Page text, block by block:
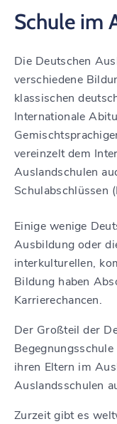
Schule im
Die Deutschen
verschiedene
klassischen
Internationale
vereinzelt dem
Auslandschulen
Schulabschlüssen
Einige wenige
Ausbildung oder
interkulturellen,
Bildung haben
Karrierechancen.
Der Großteil der
ihren Eltern im
Auslandsschulen
Zurzeit gibt es